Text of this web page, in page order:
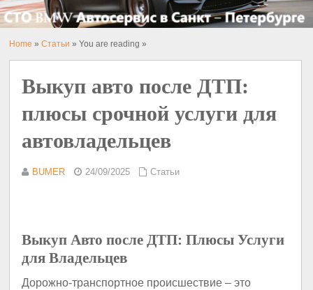
Home »Статьи » You are reading »
Выкуп авто после ДТП:
плюсы срочной услуги для
автовладельцев
BUMER 24/09/2025 Статьи
Выкуп Авто после ДТП: Плюсы Услуги
для Владельцев
Дорожно-транспортное происшествие – это